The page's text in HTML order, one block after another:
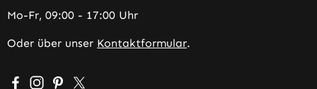
Mo-Fr, 09:00 - 17:00 Uhr
Oder über unser Kontaktformular.
Besuche uns auf Facebook – öffnet in neuem Tab
Schau auf Instagram vorbei – öffnet in neuem Tab
Lass dich auf Pinterest inspirieren – öffnet in
Folge uns auf X – öffnet in neuem Tab